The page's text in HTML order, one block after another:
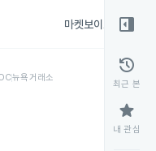
마켓보이스
뉴욕거래소
right_panel_open
history
최근 본
star
내 관심